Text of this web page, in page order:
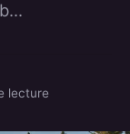
lecture